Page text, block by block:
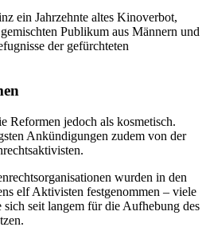
ein Jahrzehnte altes Kinoverbot,
Publikum aus Männern und
der gefürchteten
Reformen jedoch als kosmetisch.
Ankündigungen zudem von der
wurden in den
elf Aktivisten festgenommen – viele
seit langem für die Aufhebung des